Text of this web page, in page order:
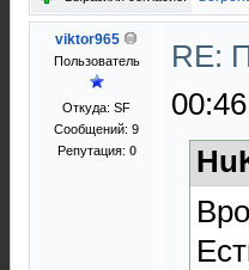
viktor965
Пользователь
Откуда: SF
Сообщений: 9
Репутация: 0
RE:
00:46